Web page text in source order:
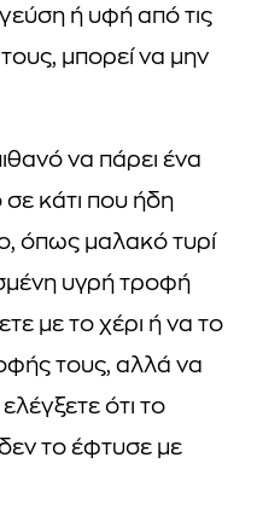
γεύση ή υφή από τις
μπορεί να μην
να πάρει ένα
σε κάτι που ήδη
όπως μαλακό τυρί
υγρή τροφή
με το χέρι ή να το
τους, αλλά να
ότι το
το έφτυσε με